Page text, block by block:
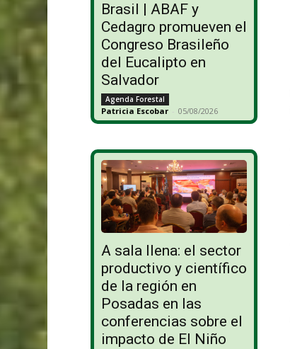
Brasil | ABAF y
Cedagro promueven el
Congreso Brasileño
del Eucalipto en
Salvador
Agenda Forestal
Patricia Escobar - 05/08/2026
A sala llena: el sector
productivo y científico
de la región en
Posadas en las
conferencias sobre el
impacto de El Niño